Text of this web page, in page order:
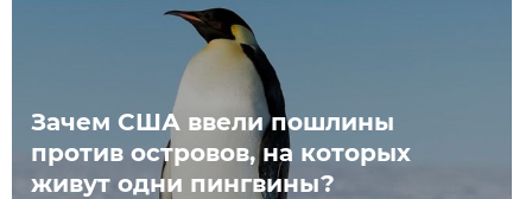
Зачем США ввели пошлины
против островов, на которых
живут одни пингвины?